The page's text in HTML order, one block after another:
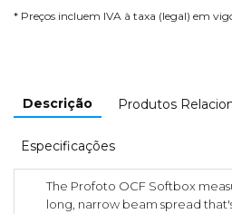
* Preços incluem IVA à taxa (legal) em
Descrição Produtos
Especificações
The Profoto OCF Softbox
long, narrow beam spread